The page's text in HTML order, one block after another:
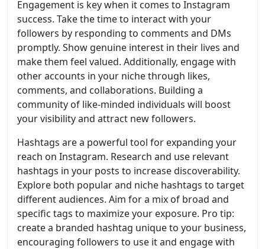
Engagement is key when it comes to Instagram
success. Take the time to interact with your
followers by responding to comments and DMs
promptly. Show genuine interest in their lives and
make them feel valued. Additionally, engage with
other accounts in your niche through likes,
comments, and collaborations. Building a
community of like-minded individuals will boost
your visibility and attract new followers.
Hashtags are a powerful tool for expanding your
reach on Instagram. Research and use relevant
hashtags in your posts to increase discoverability.
Explore both popular and niche hashtags to target
different audiences. Aim for a mix of broad and
specific tags to maximize your exposure. Pro tip:
create a branded hashtag unique to your business,
encouraging followers to use it and engage with